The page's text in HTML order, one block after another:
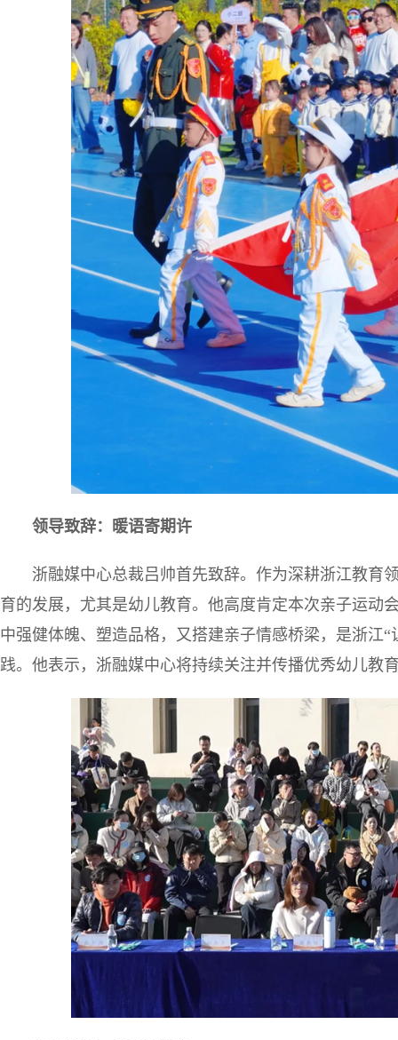
领导致辞：暖语寄期许
浙融媒中心总裁吕帅首先致辞。作为深耕浙江教育
育的发展，尤其是幼儿教育。他高度肯定本次亲子运动
中强健体魄、塑造品格，又搭建亲子情感桥梁，是浙江
践。他表示，浙融媒中心将持续关注并传播优秀幼儿教